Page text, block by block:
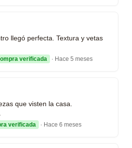
llegó perfecta. Textura y vetas
verificada · Hace 5 meses
que visten la casa.
verificada · Hace 6 meses